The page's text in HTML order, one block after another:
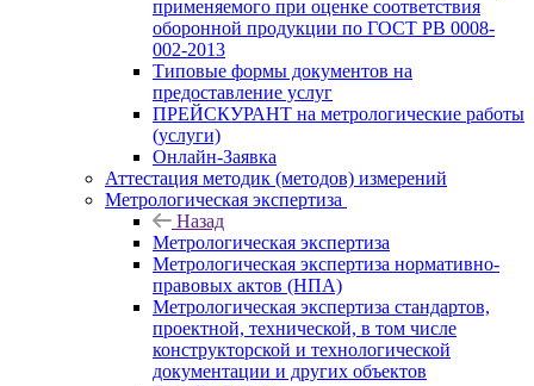
применяемого при оценке соответствия
оборонной продукции по ГОСТ РВ 0008-
002-2013
Типовые формы документов на
предоставление услуг
ПРЕЙСКУРАНТ на метрологические работы
(услуги)
Онлайн-Заявка
Аттестация методик (методов) измерений
Метрологическая экспертиза
Назад
Метрологическая экспертиза
Метрологическая экспертиза нормативно-
правовых актов (НПА)
Метрологическая экспертиза стандартов,
проектной, технической, в том числе
конструкторской и технологической
документации и других объектов